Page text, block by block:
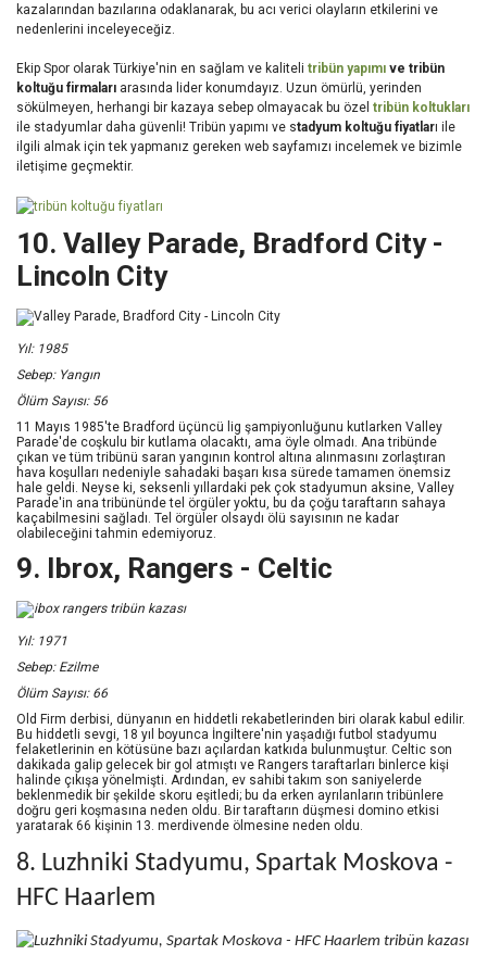
kazalarından bazılarına odaklanarak, bu acı verici olayların etkilerini ve
nedenlerini inceleyeceğiz.
Ekip Spor olarak Türkiye'nin en sağlam ve kaliteli tribün yapımı ve tribün
koltuğu firmaları arasında lider konumdayız. Uzun ömürlü, yerinden
sökülmeyen, herhangi bir kazaya sebep olmayacak bu özel tribün koltukları
ile stadyumlar daha güvenli! Tribün yapımı ve stadyum koltuğu fiyatları ile
ilgili almak için tek yapmanız gereken web sayfamızı incelemek ve bizimle
iletişime geçmektir.
10. Valley Parade, Bradford City -
Lincoln City
Yıl: 1985
Sebep: Yangın
Ölüm Sayısı: 56
11 Mayıs 1985'te Bradford üçüncü lig şampiyonluğunu kutlarken Valley
Parade'de coşkulu bir kutlama olacaktı, ama öyle olmadı. Ana tribünde
çıkan ve tüm tribünü saran yangının kontrol altına alınmasını zorlaştıran
hava koşulları nedeniyle sahadaki başarı kısa sürede tamamen önemsiz
hale geldi. Neyse ki, seksenli yıllardaki pek çok stadyumun aksine, Valley
Parade'in ana tribününde tel örgüler yoktu, bu da çoğu taraftarın sahaya
kaçabilmesini sağladı. Tel örgüler olsaydı ölü sayısının ne kadar
olabileceğini tahmin edemiyoruz.
9. Ibrox, Rangers - Celtic
Yıl: 1971
Sebep: Ezilme
Ölüm Sayısı: 66
Old Firm derbisi, dünyanın en hiddetli rekabetlerinden biri olarak kabul edilir.
Bu hiddetli sevgi, 18 yıl boyunca İngiltere'nin yaşadığı futbol stadyumu
felaketlerinin en kötüsüne bazı açılardan katkıda bulunmuştur. Celtic son
dakikada galip gelecek bir gol atmıştı ve Rangers taraftarları binlerce kişi
halinde çıkışa yönelmişti. Ardından, ev sahibi takım son saniyelerde
beklenmedik bir şekilde skoru eşitledi; bu da erken ayrılanların tribünlere
doğru geri koşmasına neden oldu. Bir taraftarın düşmesi domino etkisi
yaratarak 66 kişinin 13. merdivende ölmesine neden oldu.
8. Luzhniki Stadyumu, Spartak Moskova -
HFC Haarlem